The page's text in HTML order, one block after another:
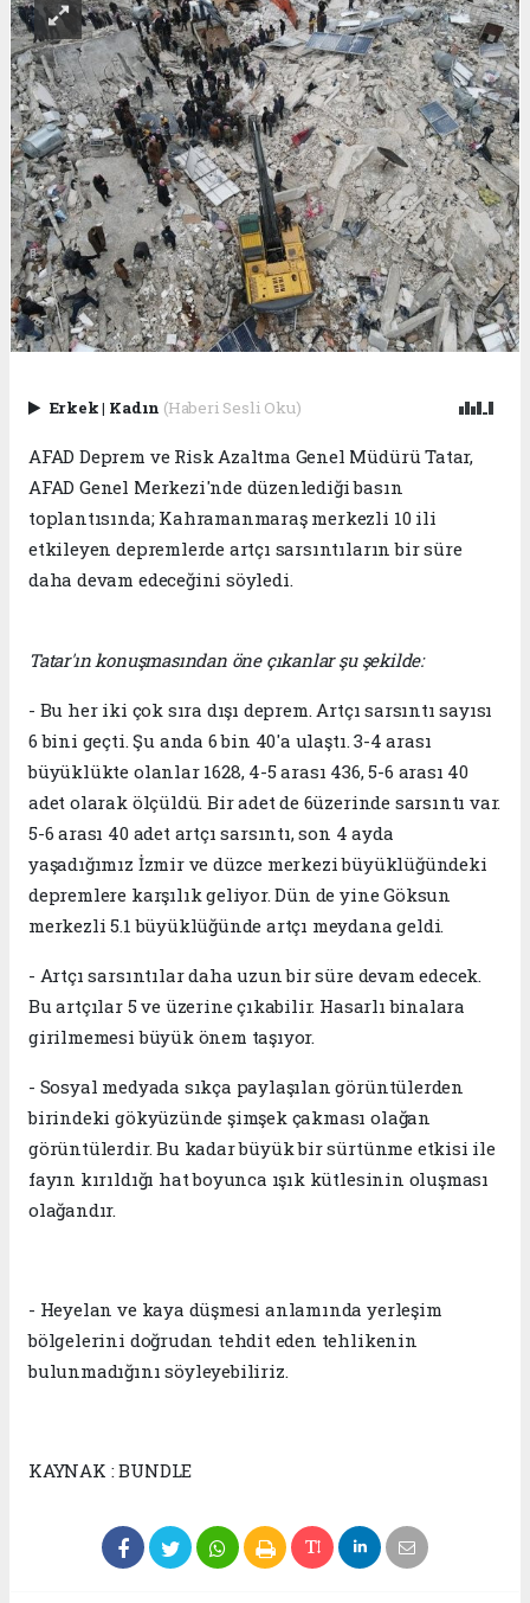
Erkek| Kadın (Haberi Sesli Oku)
AFAD Deprem ve Risk Azaltma Genel Müdürü Tatar,
AFAD Genel Merkezi'nde düzenlediği basın
toplantısında; Kahramanmaraş merkezli 10 ili
etkileyen depremlerde artçı sarsıntıların bir süre
daha devam edeceğini söyledi.
Tatar'ın konuşmasından öne çıkanlar şu şekilde:
- Bu her iki çok sıra dışı deprem. Artçı sarsıntı sayısı
6 bini geçti. Şu anda 6 bin 40'a ulaştı. 3-4 arası
büyüklükte olanlar 1628, 4-5 arası 436, 5-6 arası 40
adet olarak ölçüldü. Bir adet de 6üzerinde sarsıntı var.
5-6 arası 40 adet artçı sarsıntı, son 4 ayda
yaşadığımız İzmir ve düzce merkezi büyüklüğündeki
depremlere karşılık geliyor. Dün de yine Göksun
merkezli 5.1 büyüklüğünde artçı meydana geldi.
- Artçı sarsıntılar daha uzun bir süre devam edecek.
Bu artçılar 5 ve üzerine çıkabilir. Hasarlı binalara
girilmemesi büyük önem taşıyor.
- Sosyal medyada sıkça paylaşılan görüntülerden
birindeki gökyüzünde şimşek çakması olağan
görüntülerdir. Bu kadar büyük bir sürtünme etkisi ile
fayın kırıldığı hat boyunca ışık kütlesinin oluşması
olağandır.
- Heyelan ve kaya düşmesi anlamında yerleşim
bölgelerini doğrudan tehdit eden tehlikenin
bulunmadığını söyleyebiliriz.
KAYNAK : BUNDLE